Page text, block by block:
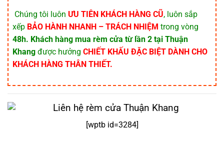
️ Chúng tôi luôn ƯU TIÊN KHÁCH HÀNG CŨ, luôn sắp
xếp BẢO HÀNH NHANH – TRÁCH NHIỆM trong vòng
48h. Khách hàng mua rèm cửa từ lần 2 tại Thuận
Khang được hưởng CHIẾT KHẤU ĐẶC BIỆT DÀNH CHO
KHÁCH HÀNG THÂN THIẾT.
[wptb id=3284]